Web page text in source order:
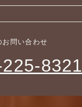
お問い合わせ
8321